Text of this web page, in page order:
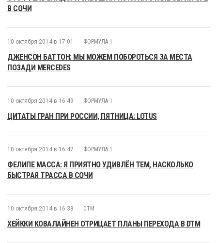
В СОЧИ
10 октября 2014 в 17:01 ФОРМУЛА 1
ДЖЕНСОН БАТТОН: МЫ МОЖЕМ ПОБОРОТЬСЯ ЗА МЕСТА
ПОЗАДИ MERCEDES
10 октября 2014 в 16:49 ФОРМУЛА 1
ЦИТАТЫ ГРАН ПРИ РОССИИ, ПЯТНИЦА: LOTUS
10 октября 2014 в 16:47 ФОРМУЛА 1
ФЕЛИПЕ МАССА: Я ПРИЯТНО УДИВЛЁН ТЕМ, НАСКОЛЬКО
БЫСТРАЯ ТРАССА В СОЧИ
10 октября 2014 в 16:38 DTM
ХЕЙККИ КОВАЛАЙНЕН ОТРИЦАЕТ ПЛАНЫ ПЕРЕХОДА В DTM